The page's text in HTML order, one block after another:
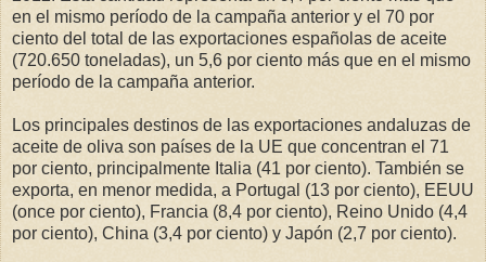
en el mismo período de la campaña anterior y el 70 por
ciento del total de las exportaciones españolas de aceite
(720.650 toneladas), un 5,6 por ciento más que en el mismo
período de la campaña anterior.
Los principales destinos de las exportaciones andaluzas de
aceite de oliva son países de la UE que concentran el 71
por ciento, principalmente Italia (41 por ciento). También se
exporta, en menor medida, a Portugal (13 por ciento), EEUU
(once por ciento), Francia (8,4 por ciento), Reino Unido (4,4
por ciento), China (3,4 por ciento) y Japón (2,7 por ciento).